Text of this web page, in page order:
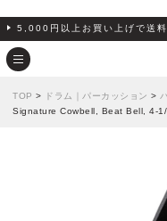
5,000円以上お買い上げで送料
TOP > ドラム｜パーカッション >
Signature Cowbell, Beat Bell, 4-